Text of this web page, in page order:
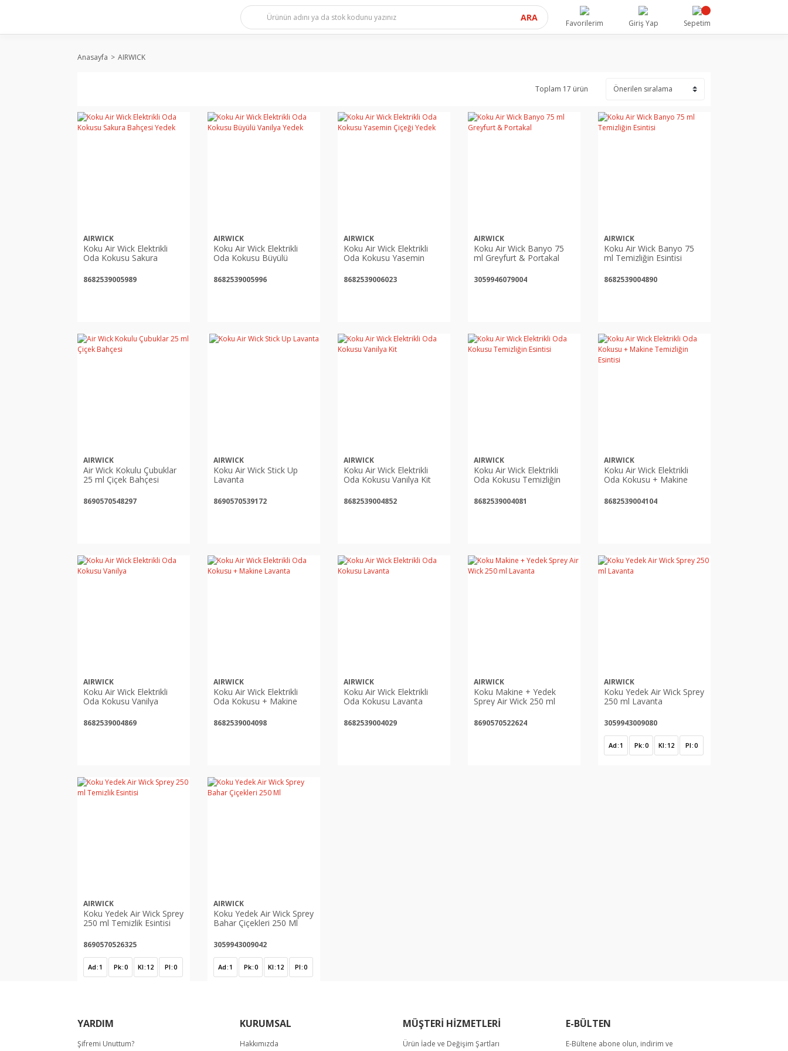
ARA
Favorilerim Giriş Yap Sepetim
Anasayfa AIRWICK
Toplam 17 ürün
AIRWICK
Koku Air Wick Elektrikli
Oda Kokusu Sakura
8682539005989
AIRWICK
Koku Air Wick Elektrikli
Oda Kokusu Büyülü
8682539005996
AIRWICK
Koku Air Wick Elektrikli
Oda Kokusu Yasemin
8682539006023
AIRWICK
Koku Air Wick Banyo 75
ml Greyfurt & Portakal
3059946079004
AIRWICK
Koku Air Wick Banyo 75
ml Temizliğin Esintisi
8682539004890
AIRWICK
Air Wick Kokulu Çubuklar
25 ml Çiçek Bahçesi
8690570548297
AIRWICK
Koku Air Wick Stick Up
Lavanta
8690570539172
AIRWICK
Koku Air Wick Elektrikli
Oda Kokusu Vanilya Kit
8682539004852
AIRWICK
Koku Air Wick Elektrikli
Oda Kokusu Temizliğin
8682539004081
AIRWICK
Koku Air Wick Elektrikli
Oda Kokusu + Makine
8682539004104
AIRWICK
Koku Air Wick Elektrikli
Oda Kokusu Vanilya
8682539004869
AIRWICK
Koku Air Wick Elektrikli
Oda Kokusu + Makine
8682539004098
AIRWICK
Koku Air Wick Elektrikli
Oda Kokusu Lavanta
8682539004029
AIRWICK
Koku Makine + Yedek
Sprey Air Wick 250 ml
8690570522624
AIRWICK
Koku Yedek Air Wick Sprey
250 ml Lavanta
3059943009080
Ad 1 Pk 0 Kl 12 Pl 0
AIRWICK
Koku Yedek Air Wick Sprey
250 ml Temizlik Esintisi
8690570526325
Ad 1 Pk 0 Kl 12 Pl 0
AIRWICK
Koku Yedek Air Wick Sprey
Bahar Çiçekleri 250 Ml
3059943009042
Ad 1 Pk 0 Kl 12 Pl 0
YARDIM
Şifremi Unuttum?
KURUMSAL
Hakkımızda
MÜŞTERİ HİZMETLERİ
Ürün İade ve Değişim Şartları
E-BÜLTEN
E-Bültene abone olun, indirim ve